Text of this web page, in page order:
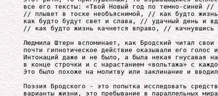
все его тексты: «Твой Новый год по темно-синей //
// плывет в тоске необъяснимой, // как будто
как будто будут свет и слава, // удачный день и
// как будто жизнь качнется вправо, //
Людмила Штерн вспоминает, как Бродский читал
почти гипнотическое действие оказывали его
Интонаций даже и не было, а была некая гнусавая
в конце строчки и с нарастанием «вольтажа» с
Это было похоже на молитву или заклинание и
Поэзия Бродского - это попытка исследовать
варианты жизни, это пребывание в параллельных